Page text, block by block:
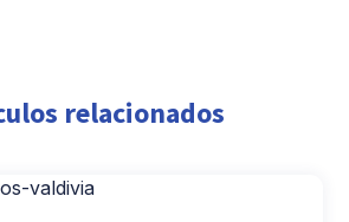
relacionados